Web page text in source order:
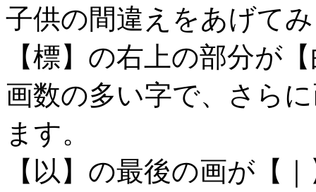
子供の間違えをあげて
【標】の右上の部分が
画数の多い字で、さら
ます。
【以】の最後の画が【